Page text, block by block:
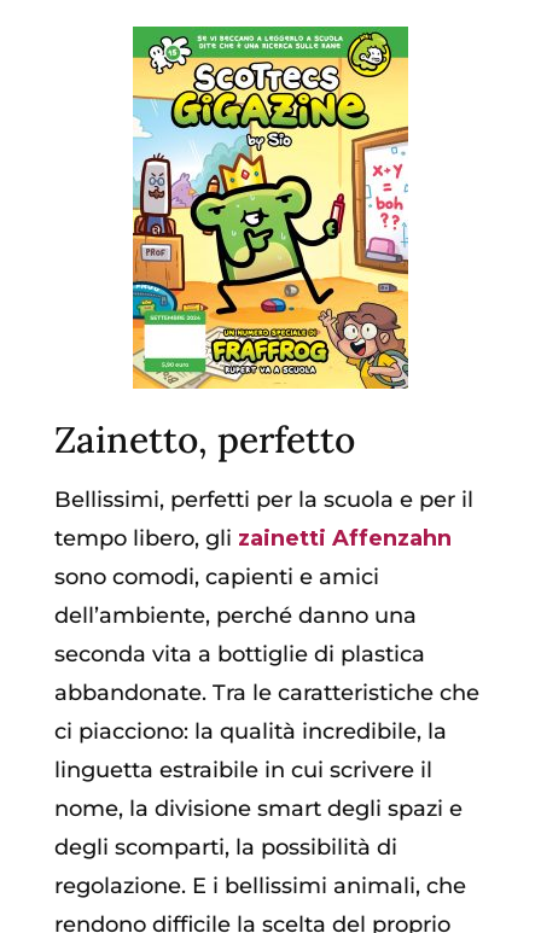
Zainetto, perfetto
Bellissimi, perfetti per la scuola e per il
tempo libero, gli zainetti Affenzahn
sono comodi, capienti e amici
dell’ambiente, perché danno una
seconda vita a bottiglie di plastica
abbandonate. Tra le caratteristiche che
ci piacciono: la qualità incredibile, la
linguetta estraibile in cui scrivere il
nome, la divisione smart degli spazi e
degli scomparti, la possibilità di
regolazione. E i bellissimi animali, che
rendono difficile la scelta del proprio